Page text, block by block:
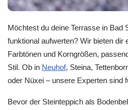
Möchtest du deine Terrasse in Bad
funktional aufwerten? Wir bieten dir
Farbtönen und Korngrößen,
Stil. Ob in Neuhof, Steina,
oder Nüxei – unsere Experten sind
Bevor der Steinteppich als